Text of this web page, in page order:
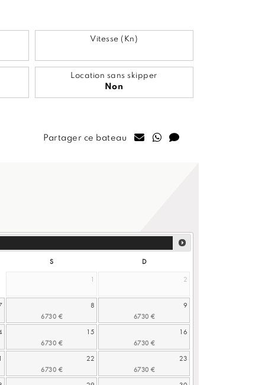
Vitesse (Kn)
Location sans skipper
Non
Partager ce bateau
S
D
1
2
8 9
15 16
22 23